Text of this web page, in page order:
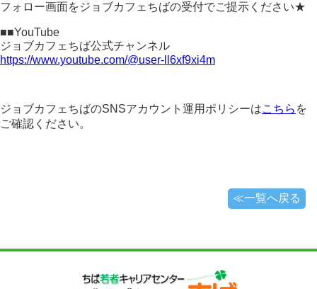
フォロー画面をジョブカフェちばの受付でご提示ください★
■■YouTube
ジョブカフェちば公式チャンネル
https://www.youtube.com/@user-ll6xf9xi4m
ジョブカフェちばのSNSアカウント運用ポリシーはこちら を
ご確認ください。
≪一覧へ戻る
お問い合わせ
プライバシーポリシー
リンク集
ちばの求人企業 PICK UP!